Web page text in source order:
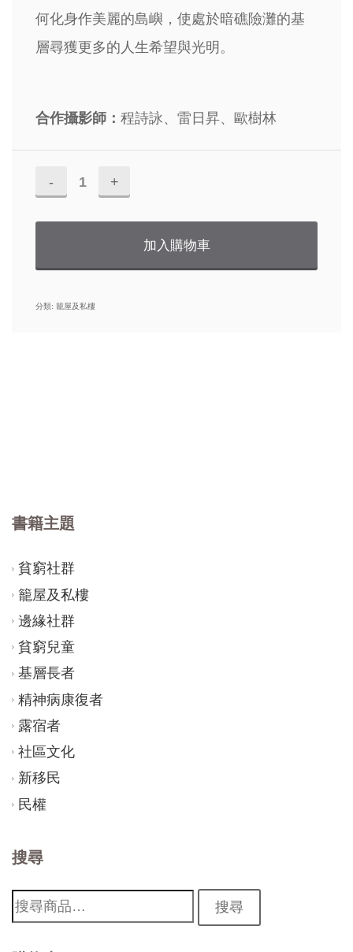
何化身作美麗的島嶼，使處於暗礁險灘的基
層尋獲更多的人生希望與光明。
合作攝影師： 程詩詠、雷日昇、歐樹林
《疫
情》
加入購物車
分類: 籠屋及私樓
書籍主題
貧窮社群
籠屋及私樓
邊緣社群
貧窮兒童
基層長者
精神病康復者
露宿者
社區文化
新移民
民權
搜尋
搜
搜尋